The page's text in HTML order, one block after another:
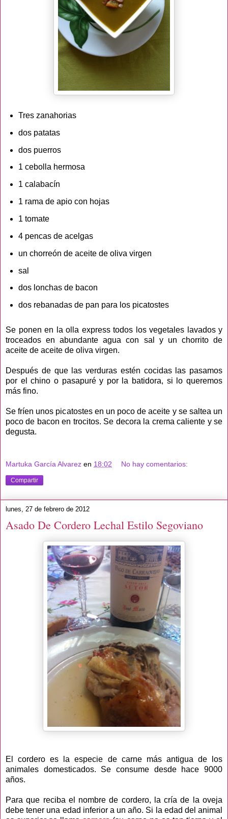
Tres zanahorias
dos patatas
dos puerros
1 cebolla hermosa
1 calabacín
1 rama de apio con hojas
1 tomate
4 pencas de acelgas
un chorreón de aceite de oliva virgen
sal
dos lonchas de bacon
dos rebanadas de pan para los picatostes
Se ponen en la olla express todos los vegetales lavados y
troceados en abundante agua con sal y un chorrito de
aceite de aceite de oliva virgen.
Después de que las verduras estén cocidas las pasamos
por el chino o pasapuré y por la batidora, si lo queremos
más fino.
Se fríen unos picatostes en un poco de aceite y se saltea un
poco de bacon en trocitos. Se decora la crema caliente y se
degusta.
Martuka García Alvarez en 18:02 No hay comentarios:
Compartir
lunes, 27 de febrero de 2012
Asado De Cordero Lechal Estilo Segoviano
El cordero es la especie de carne más antigua de los
animales domesticados. Se consume desde hace 9000
años.
Para que reciba el nombre de cordero, la cría de la oveja
debe tener una edad inferior a un año. Si la edad del animal